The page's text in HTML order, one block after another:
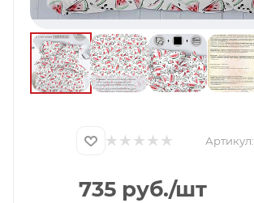
Артикул:
735 руб./шт